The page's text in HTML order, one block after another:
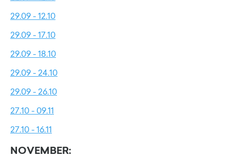
29.09 - 12.10
29.09 - 17.10
29.09 - 18.10
29.09 - 24.10
29.09 - 26.10
27.10 - 09.11
27.10 - 16.11
NOVEMBER: